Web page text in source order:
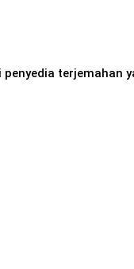
penyedia terjemahan